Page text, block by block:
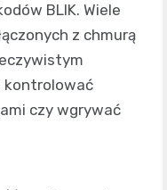
BLIK. Wiele
z chmurą
kontrolować
czy wgrywać